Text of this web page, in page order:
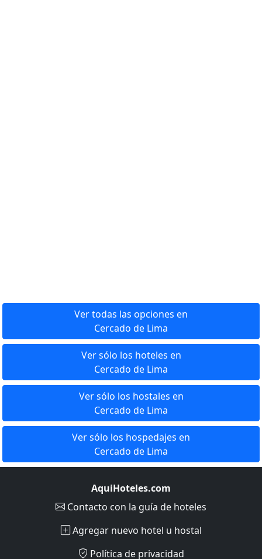
Ver todas las opciones en
Cercado de Lima
Ver sólo los hoteles en
Cercado de Lima
Ver sólo los hostales en
Cercado de Lima
Ver sólo los hospedajes en
Cercado de Lima
AquiHoteles.com
Contacto con la guía de hoteles
Agregar nuevo hotel u hostal
Política de privacidad